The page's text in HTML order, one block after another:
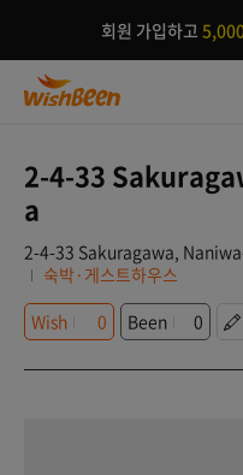
회원 가입하고
2-4-33
a
2-4-33 Sakuragawa,
숙박·게스트하우스
Wish
0 Been 0